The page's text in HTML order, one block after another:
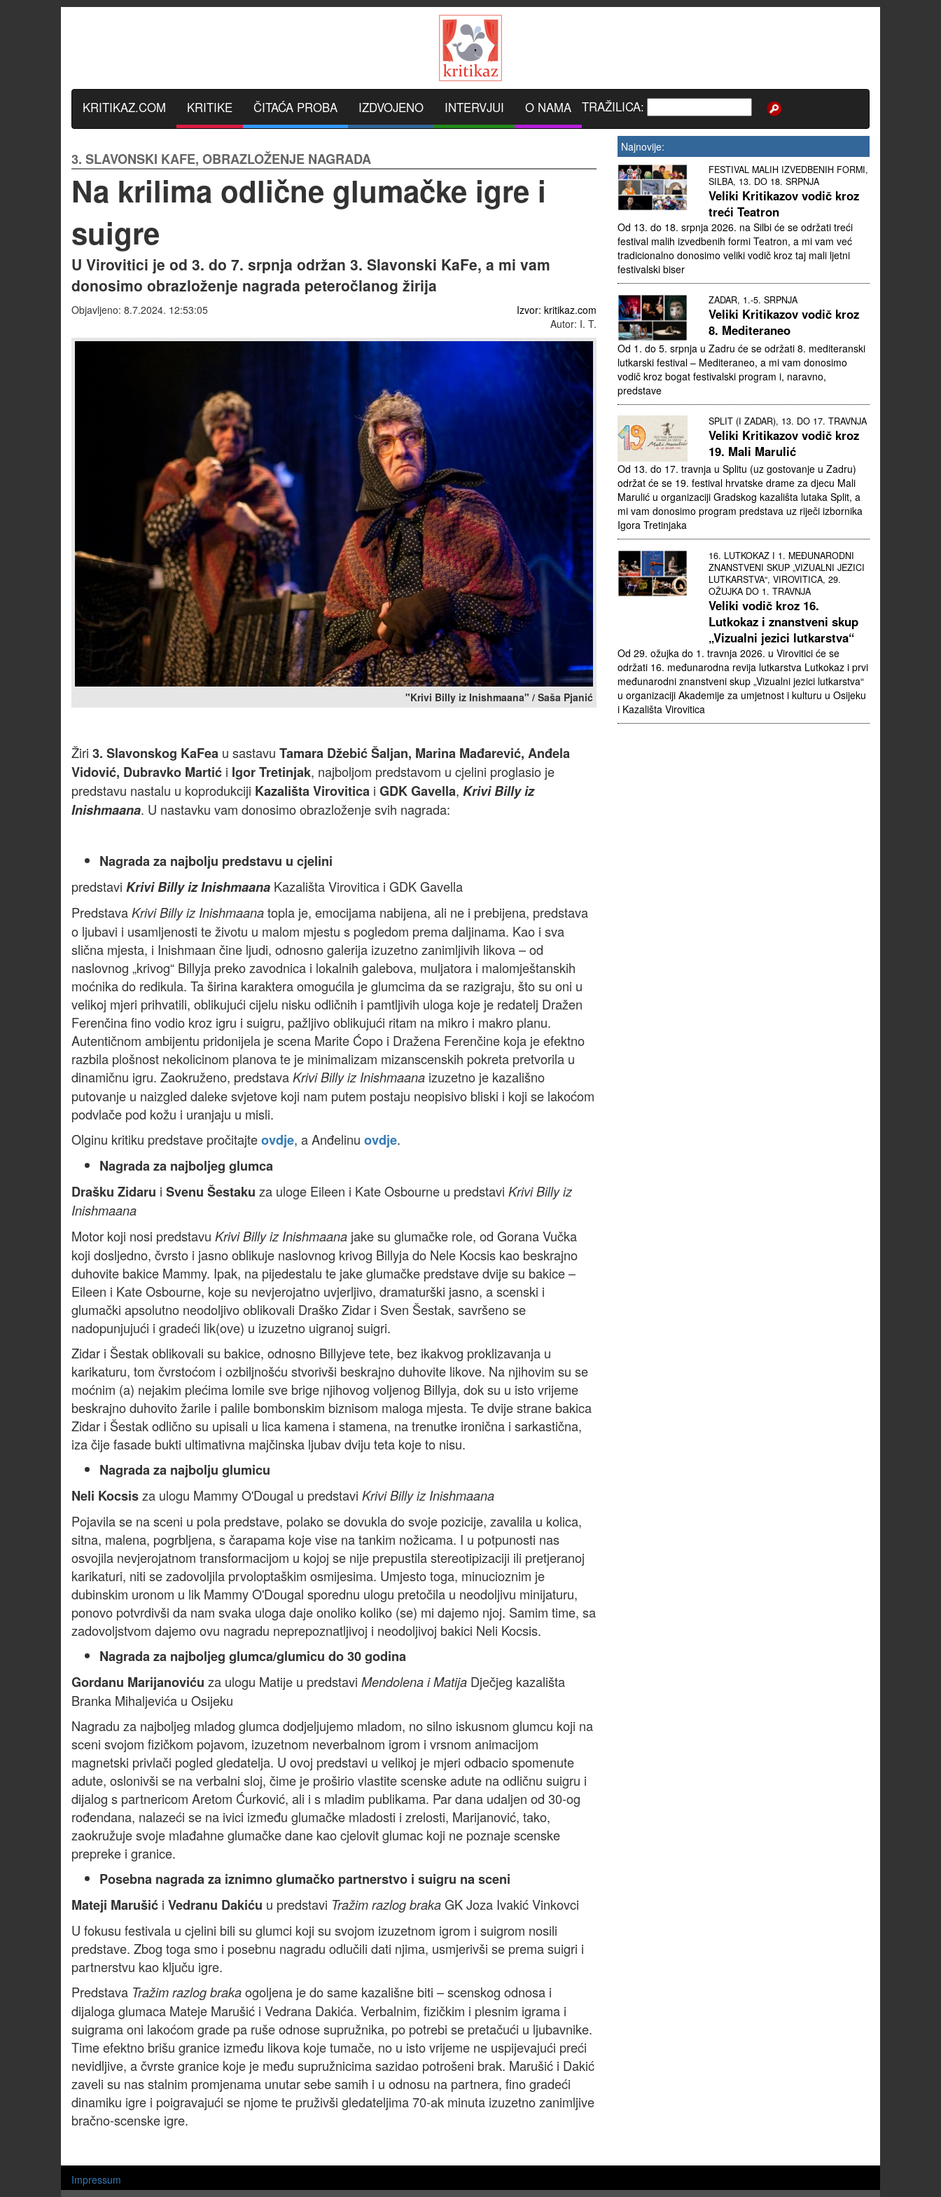
KRITIKAZ.COM KRITIKE ČITAĆA PROBA IZDVOJENO INTERVJUI O NAMA TRAŽILICA:
3. SLAVONSKI KAFE, OBRAZLOŽENJE NAGRADA
Na krilima odlične glumačke igre i
suigre
U Virovitici je od 3. do 7. srpnja održan 3. Slavonski KaFe, a mi vam
donosimo obrazloženje nagrada peteročlanog žirija
Objavljeno: 8.7.2024. 12:53:05
Izvor: kritikaz.com
Autor: I. T.
"Krivi Billy iz Inishmaana" / Saša Pjanić
Žiri 3. Slavonskog KaFea u sastavu Tamara Džebić Šaljan, Marina Mađarević, Anđela
Vidović, Dubravko Martić i Igor Tretinjak, najboljom predstavom u cjelini proglasio je
predstavu nastalu u koprodukciji Kazališta Virovitica i GDK Gavella, Krivi Billy iz
Inishmaana. U nastavku vam donosimo obrazloženje svih nagrada:
Nagrada za najbolju predstavu u cjelini
predstavi Krivi Billy iz Inishmaana Kazališta Virovitica i GDK Gavella
Predstava Krivi Billy iz Inishmaana topla je, emocijama nabijena, ali ne i prebijena, predstava
o ljubavi i usamljenosti te životu u malom mjestu s pogledom prema daljinama. Kao i sva
slična mjesta, i Inishmaan čine ljudi, odnosno galerija izuzetno zanimljivih likova – od
naslovnog „krivog“ Billyja preko zavodnica i lokalnih galebova, muljatora i malomještanskih
moćnika do redikula. Ta širina karaktera omogućila je glumcima da se razigraju, što su oni u
velikoj mjeri prihvatili, oblikujući cijelu nisku odličnih i pamtljivih uloga koje je redatelj Dražen
Ferenčina fino vodio kroz igru i suigru, pažljivo oblikujući ritam na mikro i makro planu.
Autentičnom ambijentu pridonijela je scena Marite Ćopo i Dražena Ferenčine koja je efektno
razbila plošnost nekolicinom planova te je minimalizam mizanscenskih pokreta pretvorila u
dinamičnu igru. Zaokruženo, predstava Krivi Billy iz Inishmaana izuzetno je kazališno
putovanje u naizgled daleke svjetove koji nam putem postaju neopisivo bliski i koji se lakoćom
podvlače pod kožu i uranjaju u misli.
Olginu kritiku predstave pročitajteovdje, a Anđelinu ovdje.
Nagrada za najboljeg glumca
Drašku Zidaru i Svenu Šestaku za uloge Eileen i Kate Osbourne u predstavi Krivi Billy iz
Inishmaana
Motor koji nosi predstavu Krivi Billy iz Inishmaana jake su glumačke role, od Gorana Vučka
koji dosljedno, čvrsto i jasno oblikuje naslovnog krivog Billyja do Nele Kocsis kao beskrajno
duhovite bakice Mammy. Ipak, na pijedestalu te jake glumačke predstave dvije su bakice –
Eileen i Kate Osbourne, koje su nevjerojatno uvjerljivo, dramaturški jasno, a scenski i
glumački apsolutno neodoljivo oblikovali Draško Zidar i Sven Šestak, savršeno se
nadopunjujući i gradeći lik(ove) u izuzetno uigranoj suigri.
Zidar i Šestak oblikovali su bakice, odnosno Billyjeve tete, bez ikakvog proklizavanja u
karikaturu, tom čvrstoćom i ozbiljnošću stvorivši beskrajno duhovite likove. Na njihovim su se
moćnim (a) nejakim plećima lomile sve brige njihovog voljenog Billyja, dok su u isto vrijeme
beskrajno duhovito žarile i palile bombonskim biznisom maloga mjesta. Te dvije strane bakica
Zidar i Šestak odlično su upisali u lica kamena i stamena, na trenutke ironična i sarkastična,
iza čije fasade bukti ultimativna majčinska ljubav dviju teta koje to nisu.
Nagrada za najbolju glumicu
Neli Kocsisza ulogu Mammy O'Dougal u predstavi Krivi Billy iz Inishmaana
Pojavila se na sceni u pola predstave, polako se dovukla do svoje pozicije, zavalila u kolica,
sitna, malena, pogrbljena, s čarapama koje vise na tankim nožicama. I u potpunosti nas
osvojila nevjerojatnom transformacijom u kojoj se nije prepustila stereotipizaciji ili pretjeranoj
karikaturi, niti se zadovoljila prvoloptaškim osmijesima. Umjesto toga, minucioznim je
dubinskim uronom u lik Mammy O'Dougal sporednu ulogu pretočila u neodoljivu minijaturu,
ponovo potvrdivši da nam svaka uloga daje onoliko koliko (se) mi dajemo njoj. Samim time, sa
zadovoljstvom dajemo ovu nagradu neprepoznatljivoj i neodoljivoj bakici Neli Kocsis.
Nagrada za najboljeg glumca/glumicu do 30 godina
Gordanu Marijanoviću za ulogu Matije u predstavi Mendolena i Matija Dječjeg kazališta
Branka Mihaljevića u Osijeku
Nagradu za najboljeg mladog glumca dodjeljujemo mladom, no silno iskusnom glumcu koji na
sceni svojom fizičkom pojavom, izuzetnom neverbalnom igrom i vrsnom animacijom
magnetski privlači pogled gledatelja. U ovoj predstavi u velikoj je mjeri odbacio spomenute
adute, oslonivši se na verbalni sloj, čime je proširio vlastite scenske adute na odličnu suigru i
dijalog s partnericom Aretom Ćurković, ali i s mladim publikama. Par dana udaljen od 30-og
rođendana, nalazeći se na ivici između glumačke mladosti i zrelosti, Marijanović, tako,
zaokružuje svoje mlađahne glumačke dane kao cjelovit glumac koji ne poznaje scenske
prepreke i granice.
Posebna nagrada za iznimno glumačko partnerstvo i suigru na sceni
Mateji Marušić i Vedranu Dakiću u predstavi Tražim razlog braka GK Joza Ivakić Vinkovci
U fokusu festivala u cjelini bili su glumci koji su svojom izuzetnom igrom i suigrom nosili
predstave. Zbog toga smo i posebnu nagradu odlučili dati njima, usmjerivši se prema suigri i
partnerstvu kao ključu igre.
Predstava Tražim razlog braka ogoljena je do same kazališne biti – scenskog odnosa i
dijaloga glumaca Mateje Marušić i Vedrana Dakića. Verbalnim, fizičkim i plesnim igrama i
suigrama oni lakoćom grade pa ruše odnose supružnika, po potrebi se pretačući u ljubavnike.
Time efektno brišu granice između likova koje tumače, no u isto vrijeme ne uspijevajući preći
nevidljive, a čvrste granice koje je među supružnicima sazidao potrošeni brak. Marušić i Dakić
zaveli su nas stalnim promjenama unutar sebe samih i u odnosu na partnera, fino gradeći
dinamiku igre i poigravajući se njome te pruživši gledateljima 70-ak minuta izuzetno zanimljive
bračno-scenske igre.
Najnovije:
FESTIVAL MALIH IZVEDBENIH FORMI,
SILBA, 13. DO 18. SRPNJA
Veliki Kritikazov vodič kroz
treći Teatron
Od 13. do 18. srpnja 2026. na Silbi će se održati treći
festival malih izvedbenih formi Teatron, a mi vam već
tradicionalno donosimo veliki vodič kroz taj mali ljetni
festivalski biser
ZADAR, 1.-5. SRPNJA
Veliki Kritikazov vodič kroz
8. Mediteraneo
Od 1. do 5. srpnja u Zadru će se održati 8. mediteranski
lutkarski festival – Mediteraneo, a mi vam donosimo
vodič kroz bogat festivalski program i, naravno,
predstave
SPLIT (I ZADAR), 13. DO 17. TRAVNJA
Veliki Kritikazov vodič kroz
19. Mali Marulić
Od 13. do 17. travnja u Splitu (uz gostovanje u Zadru)
održat će se 19. festival hrvatske drame za djecu Mali
Marulić u organizaciji Gradskog kazališta lutaka Split, a
mi vam donosimo program predstava uz riječi izbornika
Igora Tretinjaka
16. LUTKOKAZ I 1. MEĐUNARODNI
ZNANSTVENI SKUP „VIZUALNI JEZICI
LUTKARSTVA“, VIROVITICA, 29.
OŽUJKA DO 1. TRAVNJA
Veliki vodič kroz 16.
Lutkokaz i znanstveni skup
„Vizualni jezici lutkarstva“
Od 29. ožujka do 1. travnja 2026. u Virovitici će se
održati 16. međunarodna revija lutkarstva Lutkokaz i prvi
međunarodni znanstveni skup „Vizualni jezici lutkarstva“
u organizaciji Akademije za umjetnost i kulturu u Osijeku
i Kazališta Virovitica
Impressum